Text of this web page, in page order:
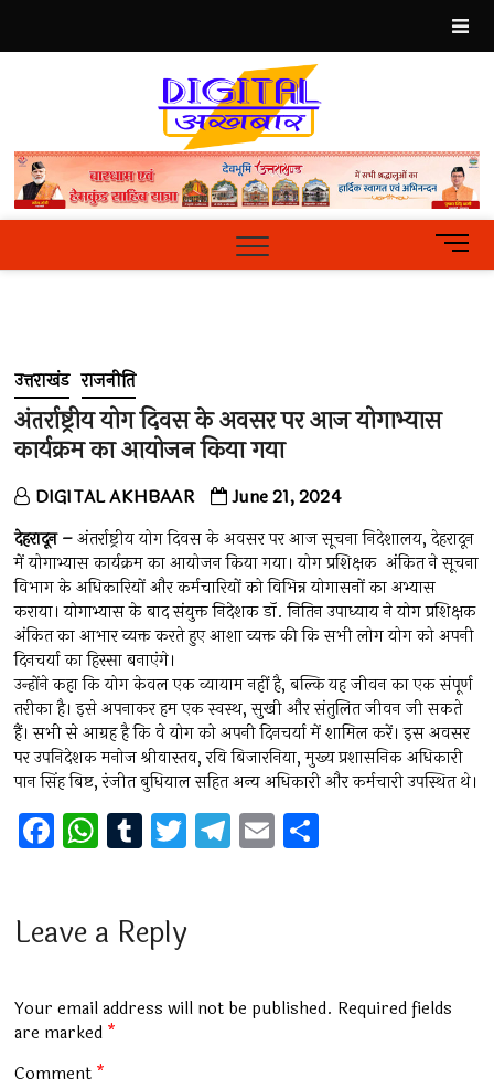
content
Hindi
News
PortalM
e
t
उत्तराखंड राजनीति
अंतर्राष्ट्रीय योग दिवस के अवसर पर आज योगाभ्यास
कार्यक्रम का आयोजन किया गया
DIGITAL AKHBAAR June 21, 2024
देहरादून –अंतर्राष्ट्रीय योग दिवस के अवसर पर आज सूचना निदेशालय, देहरादून
में योगाभ्यास कार्यक्रम का आयोजन किया गया। योग प्रशिक्षक अंकित ने सूचना
विभाग के अधिकारियों और कर्मचारियों को विभिन्न योगासनों का अभ्यास
कराया। योगाभ्यास के बाद संयुक्त निदेशक डॉ. नितिन उपाध्याय ने योग प्रशिक्षक
अंकित का आभार व्यक्त करते हुए आशा व्यक्त की कि सभी लोग योग को अपनी
दिनचर्या का हिस्सा बनाएंगे।
उन्होंने कहा कि योग केवल एक व्यायाम नहीं है, बल्कि यह जीवन का एक संपूर्ण
तरीका है। इसे अपनाकर हम एक स्वस्थ, सुखी और संतुलित जीवन जी सकते
हैं। सभी से आग्रह है कि वे योग को अपनी दिनचर्या में शामिल करें। इस अवसर
पर उपनिदेशक मनोज श्रीवास्तव, रवि बिजारनिया, मुख्य प्रशासनिक अधिकारी
पान सिंह बिष्ट, रंजीत बुधियाल सहित अन्य अधिकारी और कर्मचारी उपस्थित थे।
F
a
b
o
k
W
h
s
p
p
T
u
bl
T
wi
er
T
el
m
E
m
Leave a Reply
Your email address will not be published. Required fields
are marked *
Comment *